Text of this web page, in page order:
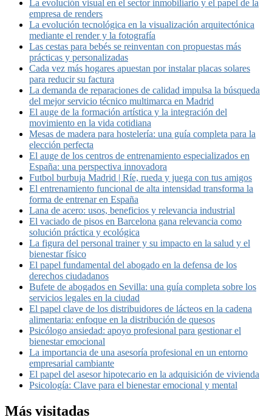
La evolución visual en el sector inmobiliario y el papel de la
empresa de renders
La evolución tecnológica en la visualización arquitectónica
mediante el render y la fotografía
Las cestas para bebés se reinventan con propuestas más
prácticas y personalizadas
Cada vez más hogares apuestan por instalar placas solares
para reducir su factura
La demanda de reparaciones de calidad impulsa la búsqueda
del mejor servicio técnico multimarca en Madrid
El auge de la formación artística y la integración del
movimiento en la vida cotidiana
Mesas de madera para hostelería: una guía completa para la
elección perfecta
El auge de los centros de entrenamiento especializados en
España: una perspectiva innovadora
Futbol burbuja Madrid | Ríe, rueda y juega con tus amigos
El entrenamiento funcional de alta intensidad transforma la
forma de entrenar en España
Lana de acero: usos, beneficios y relevancia industrial
El vaciado de pisos en Barcelona gana relevancia como
solución práctica y ecológica
La figura del personal trainer y su impacto en la salud y el
bienestar físico
El papel fundamental del abogado en la defensa de los
derechos ciudadanos
Bufete de abogados en Sevilla: una guía completa sobre los
servicios legales en la ciudad
El papel clave de los distribuidores de lácteos en la cadena
alimentaria: enfoque en la distribución de quesos
Psicólogo ansiedad: apoyo profesional para gestionar el
bienestar emocional
La importancia de una asesoría profesional en un entorno
empresarial cambiante
El papel del asesor hipotecario en la adquisición de vivienda
Psicología: Clave para el bienestar emocional y mental
Más visitadas